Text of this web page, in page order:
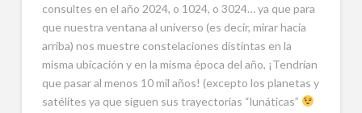
consultes en el año 2024, o 1024, o 3024… ya que para
que nuestra ventana al universo (es decir, mirar hacia
arriba) nos muestre constelaciones distintas en la
misma ubicación y en la misma época del año, ¡Tendrían
que pasar al menos 10 mil años! (excepto los planetas y
satélites ya que siguen sus trayectorias “lunáticas”